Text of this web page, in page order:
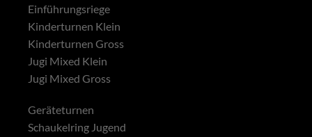
Einführungsriege
Kinderturnen Klein
Kinderturnen Gross
Jugi Mixed Klein
Jugi Mixed Gross
Geräteturnen
Schaukelring Jugend